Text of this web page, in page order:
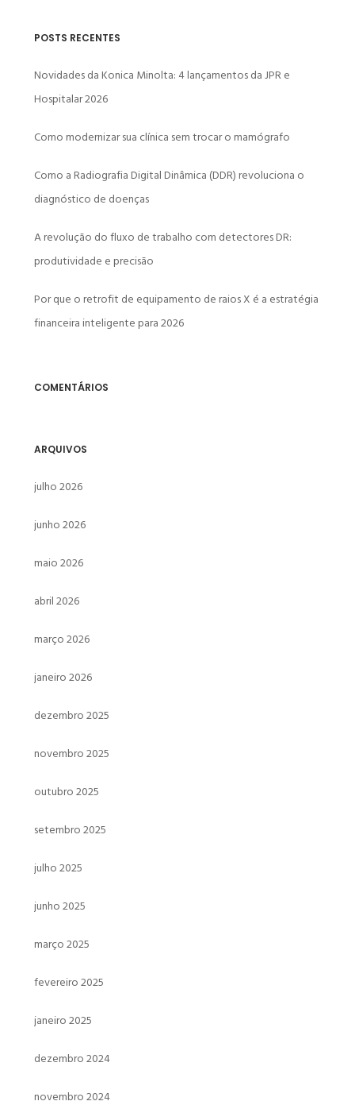
POSTS RECENTES
Novidades da Konica Minolta: 4 lançamentos da JPR e
Hospitalar 2026
Como modernizar sua clínica sem trocar o mamógrafo
Como a Radiografia Digital Dinâmica (DDR) revoluciona o
diagnóstico de doenças
A revolução do fluxo de trabalho com detectores DR:
produtividade e precisão
Por que o retrofit de equipamento de raios X é a estratégia
financeira inteligente para 2026
COMENTÁRIOS
ARQUIVOS
julho 2026
junho 2026
maio 2026
abril 2026
março 2026
janeiro 2026
dezembro 2025
novembro 2025
outubro 2025
setembro 2025
julho 2025
junho 2025
março 2025
fevereiro 2025
janeiro 2025
dezembro 2024
novembro 2024